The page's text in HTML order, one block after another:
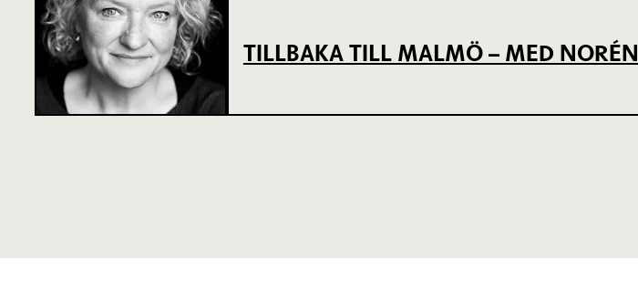
TILLBAKA TILL MALMÖ – MED NORÉN